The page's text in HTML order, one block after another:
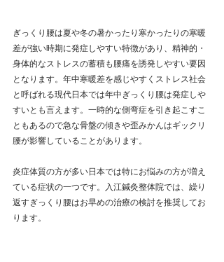
ぎっくり腰は夏や冬の暑かったり寒かったりの寒暖
差が強い時期に発症しやすい特徴があり、精神的・
身体的なストレスの蓄積も腰痛を誘発しやすい要因
となります。年中寒暖差を感じやすくストレス社会
と呼ばれる現代日本では年中ぎっくり腰は発症しや
すいとも言えます。一時的な側弯症を引き起こすこ
ともあるので急な骨盤の傾きや歪みかんはギックリ
腰が影響していることがあります。
炎症体質の方が多い日本では特にお悩みの方が増え
ている症状の一つです。入江鍼灸整体院では、繰り
返すぎっくり腰はお早めの治療の検討を推奨してお
ります。